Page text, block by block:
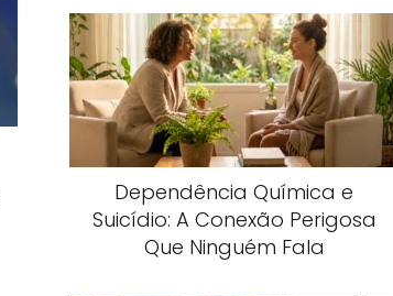
Dependência Química e
Suicídio: A Conexão Perigosa
Que Ninguém Fala